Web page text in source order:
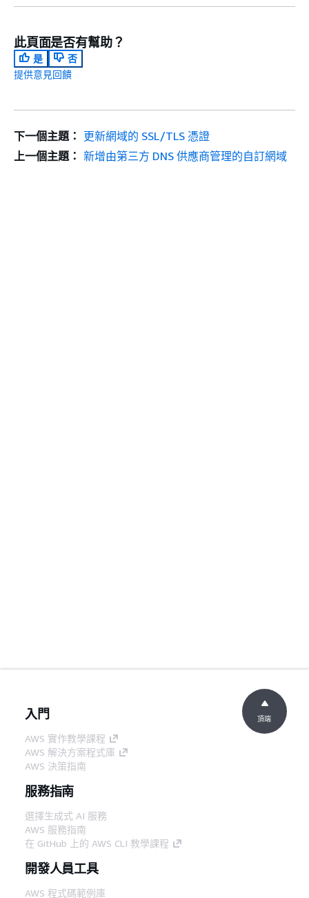
此頁面是否有幫助？
是
否
提供意見回饋
下一個主題： 更新網域的 SSL/TLS 憑證
上一個主題： 新增由第三方 DNS 供應商管理的自訂網域
入門
AWS 實作教學課程
AWS 解決方案程式庫
AWS 決策指南
服務指南
選擇生成式 AI 服務
AWS 服務指南
在 GitHub 上的 AWS CLI 教學課程
開發人員工具
AWS 程式碼範例庫
頂端